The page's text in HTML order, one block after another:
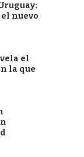
nuevo
el
la que